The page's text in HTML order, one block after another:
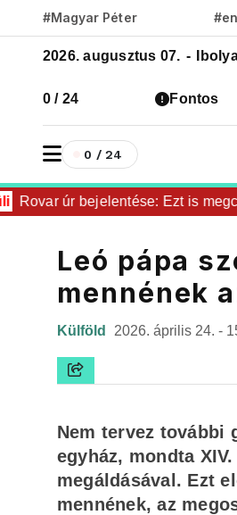
#Magyar Péter
2026. augusztus 07. -
0 / 24 Fontos
0 / 24
úr bejelentése: Ezt is
Leó pápa
mennének
Külföld 2026. április 24. -
Nem tervez további
egyház, mondta
megáldásával. Ezt
mennének, az